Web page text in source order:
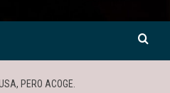
PERO ACOGE.